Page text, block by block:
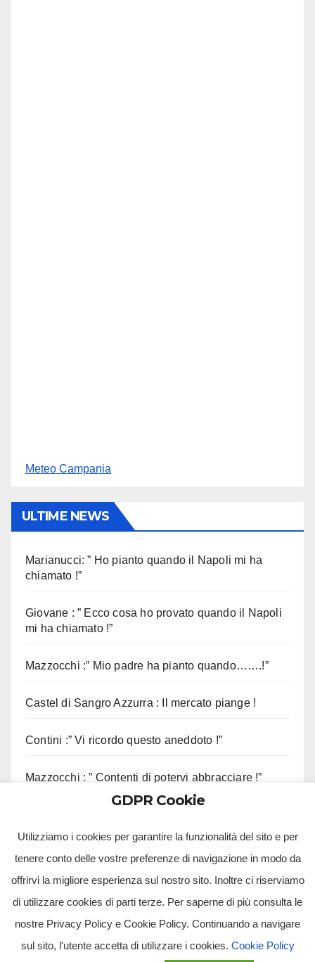
Meteo Campania
ULTIME NEWS
Marianucci: ” Ho pianto quando il Napoli mi ha
chiamato !”
Giovane : ” Ecco cosa ho provato quando il Napoli
mi ha chiamato !”
Mazzocchi :” Mio padre ha pianto quando…….!”
Castel di Sangro Azzurra : Il mercato piange !
Contini :” Vi ricordo questo aneddoto !”
Mazzocchi : ” Contenti di potervi abbracciare !”
GDPR Cookie
Utilizziamo i cookies per garantire la funzionalità del sito e per
tenere conto delle vostre preferenze di navigazione in modo da
offrirvi la migliore esperienza sul nostro sito. Inoltre ci riserviamo
di utilizzare cookies di parti terze. Per saperne di più consulta le
nostre Privacy Policy e Cookie Policy. Continuando a navigare
sul sito, l'utente accetta di utilizzare i cookies. Cookie Policy